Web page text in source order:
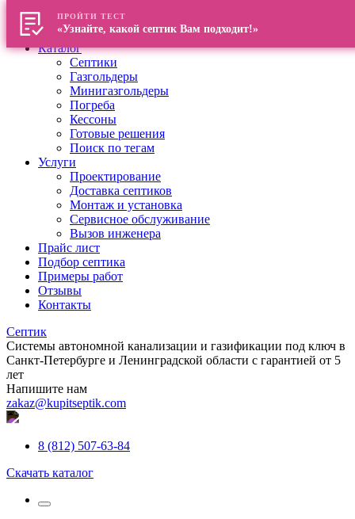
Главная
О компании
Каталог
Септики
Газгольдеры
Минигазгольдеры
Погреба
Кессоны
Готовые решения
Поиск по тегам
Услуги
Проектирование
Доставка септиков
Монтаж и установка
Сервисное обслуживание
Вызов инженера
Прайс лист
Подбор септика
Примеры работ
Отзывы
Контакты
Септик
Системы автономной канализации и газификации под ключ в
Санкт-Петербурге и Ленинградской области с гарантией от 5
лет
Напишите нам
zakaz@kupitseptik.com
8 (812) 507-63-84
Скачать каталог
ПРОЙТИ ТЕСТ
«Узнайте, какой септик Вам подходит!»